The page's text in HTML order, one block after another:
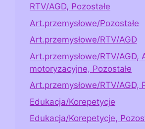
RTV/AGD, Pozostałe
Art.przemysłowe/Pozostałe
Art.przemysłowe/RTV/AGD
Art.przemysłowe/RTV/AGD,
motoryzacyjne, Pozostałe
Art.przemysłowe/RTV/AGD,
Edukacja/Korepetycje
Edukacja/Korepetycje,